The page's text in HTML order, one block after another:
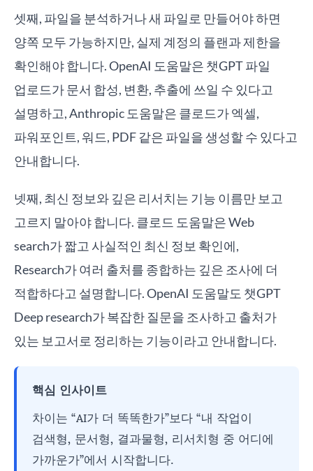
셋째, 파일을 분석하거나 새 파일로 만들어야 하면
양쪽 모두 가능하지만, 실제 계정의 플랜과 제한을
확인해야 합니다. OpenAI 도움말은 챗GPT 파일
업로드가 문서 합성, 변환, 추출에 쓰일 수 있다고
설명하고, Anthropic 도움말은 클로드가 엑셀,
파워포인트, 워드, PDF 같은 파일을 생성할 수 있다고
안내합니다.
넷째, 최신 정보와 깊은 리서치는 기능 이름만 보고
고르지 말아야 합니다. 클로드 도움말은 Web
search가 짧고 사실적인 최신 정보 확인에,
Research가 여러 출처를 종합하는 깊은 조사에 더
적합하다고 설명합니다. OpenAI 도움말도 챗GPT
Deep research가 복잡한 질문을 조사하고 출처가
있는 보고서로 정리하는 기능이라고 안내합니다.
핵심 인사이트
차이는 “AI가 더 똑똑한가”보다 “내 작업이
검색형, 문서형, 결과물형, 리서치형 중 어디에
가까운가”에서 시작합니다.